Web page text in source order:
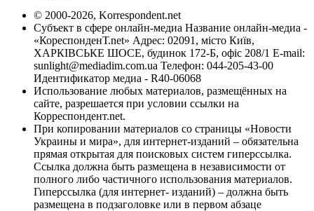
© 2000-2026, Korrespondent.net
Субъект в сфере онлайн-медиа Название онлайн-медиа -
«КореспонденТ.net» Адрес: 02091, місто Київ,
ХАРКІВСЬКЕ ШОСЕ, будинок 172-Б, офіс 208/1 E-mail:
sunlight@mediadim.com.ua Телефон: 044-205-43-00
Идентификатор медиа - R40-06068
Использование любых материалов, размещённых на
сайте, разрешается при условии ссылки на
Корреспондент.net.
При копировании материалов со страницы «Новости
Украины и мира», для интернет-изданий – обязательна
прямая открытая для поисковых систем гиперссылка.
Ссылка должна быть размещена в независимости от
полного либо частичного использования материалов.
Гиперссылка (для интернет- изданий) – должна быть
размещена в подзаголовке или в первом абзаце